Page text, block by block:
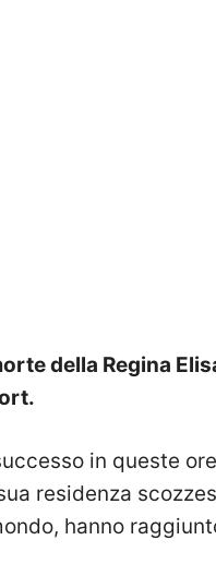
della Regina
in queste
residenza
hanno